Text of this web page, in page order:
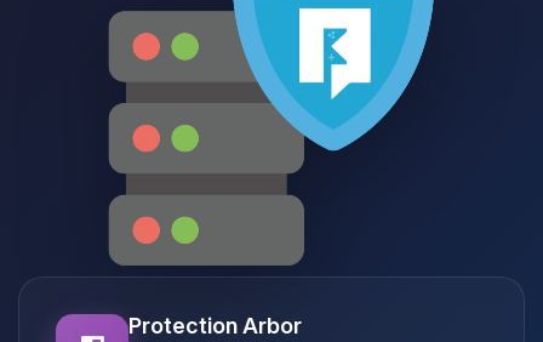
Protection Arbor